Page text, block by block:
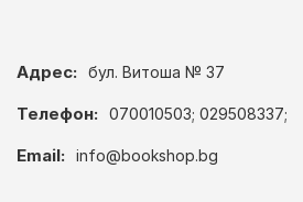
Адрес: бул. Витоша № 37
Телефон: 070010503; 029508337;
Email: info@bookshop.bg